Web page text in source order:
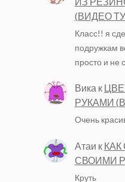
(ВИДЕО
Класс!! я
подружкам
просто и не
Вика к
РУКАМИ
Очень
Атаи к
СВОИМИ
Круть